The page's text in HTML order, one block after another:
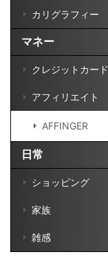
カリグラフィー
マネー
クレジットカード
アフィリエイト
AFFINGER
日常
ショッピング
家族
雑感